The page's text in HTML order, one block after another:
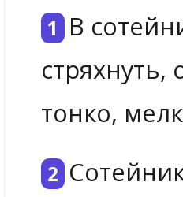
В
тонко,